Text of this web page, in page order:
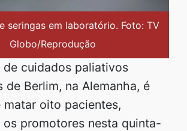
seringas em laboratório. Foto: TV
Globo/Reprodução
de cuidados paliativos
de Berlim, na Alemanha, é
matar oito pacientes,
os promotores nesta quinta-